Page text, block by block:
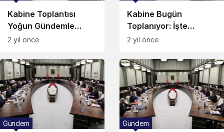
Kabine Toplantısı
Yoğun Gündemle
Toplanacak!
2 yıl önce
Kabine Bugün
Toplanıyor: İşte
Gündem Maddeleri…
2 yıl önce
Gündem Gündem